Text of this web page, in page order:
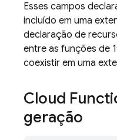
Esses campos
incluído em uma
declaração de
entre as funções de
coexistir em uma
Cloud
geração